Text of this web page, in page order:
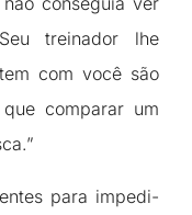
treinador lhe
com você são
comparar um
para impedi-